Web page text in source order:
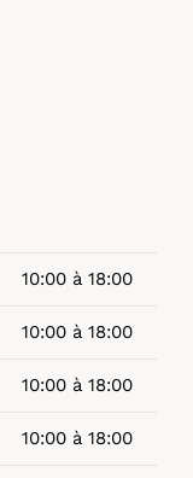
10:00 à 18:00
10:00 à 18:00
10:00 à 18:00
10:00 à 18:00